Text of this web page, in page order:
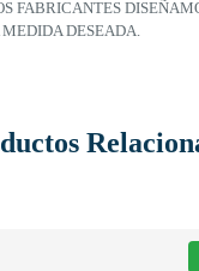
FABRICANTES
DESEADA.